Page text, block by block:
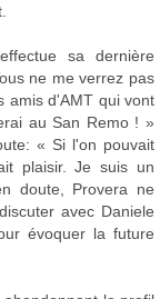
sa dernière
ne me verrez pas
amis d'AMT qui vont
au San Remo ! »
« Si l'on pouvait
plaisir. Je suis un
doute, Provera ne
avec Daniele
évoquer la future